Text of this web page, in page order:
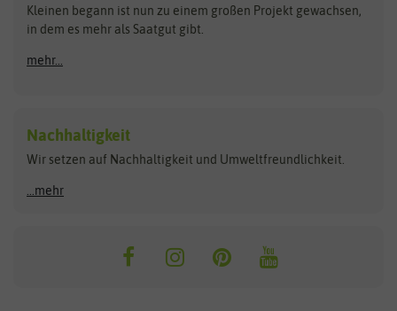
Anzucht & Gartenzubehör
Anzuchtschalen
Heizmatte & Heizkabel
Kokos-Quelltabletten
Zimmergewächshaus
Bûten Birds
Carl Pabst
Flora Elite
Florissa
Flortis
Franchi Sementi
Hortitops
JUB Holland
Kleinen begann ist nun zu einem großen Projekt gewachsen,
in dem es mehr als Saatgut gibt.
mehr...
Nachhaltigkeit
Wir setzen auf Nachhaltigkeit und Umweltfreundlichkeit.
...mehr